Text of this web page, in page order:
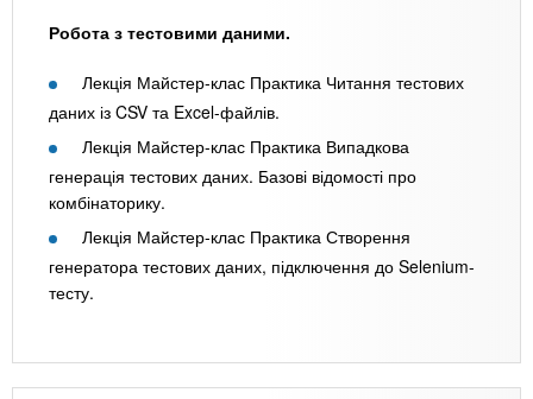
Робота з тестовими даними.
Лекція Майстер-клас Практика Читання тестових
даних із CSV та Excel-файлів.
Лекція Майстер-клас Практика Випадкова
генерація тестових даних. Базові відомості про
комбінаторику.
Лекція Майстер-клас Практика Створення
генератора тестових даних, підключення до Selenium-
тесту.